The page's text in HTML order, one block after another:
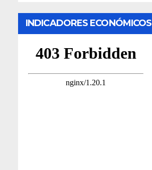
INDICADORES ECONÓMICOS